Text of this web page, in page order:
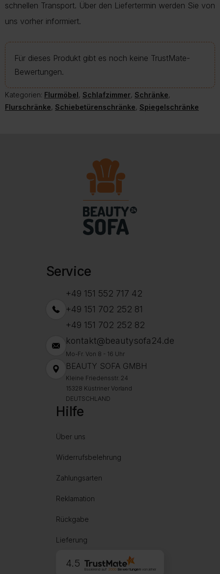
schnellen Transport. Über den Liefertermin werden Sie von
uns vorher informiert.
Für dieses Produkt gibt es noch keine TrustMate-
Bewertungen.
Kategorien: Flurmöbel, Schlafzimmer, Schränke,
Flurschränke, Schiebetürenschränke, Spiegelschränke
Service
+49 151 552 717 42
+49 151 702 252 81
+49 151 702 252 82
kontakt@beautysofa24.de
Mo-Fr. Von 8 - 16 Uhr
BEAUTY SOFA GMBH
Kleine Friedensstr. 24
15328 Küstriner Vorland
DEUTSCHLAND
Hilfe
Über uns
Widerrufsbelehrung
Zahlungsarten
Reklamation
Rückgabe
Lieferung
4.5
Basierend auf 2000 Bewertungenvon jeher